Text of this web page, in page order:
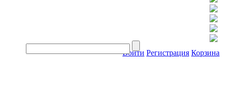
Войти Регистрация Корзина